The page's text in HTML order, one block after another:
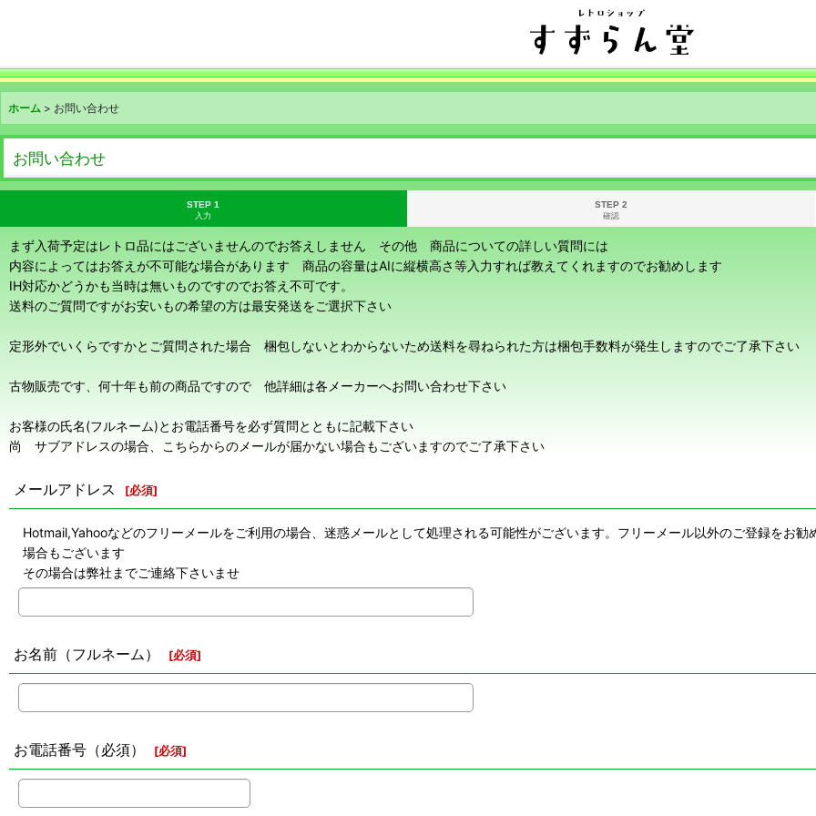
ホーム > お問い合わせ
お問い合わせ
STEP 1
入力
STEP 2
確認
まず入荷予定はレトロ品にはございませんのでお答えしません その他 商品についての詳しい質問には
内容によってはお答えが不可能な場合があります 商品の容量はAIに縦横高さ等入力すれば教えてくれますのでお勧めします
IH対応かどうかも当時は無いものですのでお答え不可です。
送料のご質問ですがお安いもの希望の方は最安発送をご選択下さい
定形外でいくらですかとご質問された場合 梱包しないとわからないため送料を尋ねられた方は梱包手数料が発生しますのでご了承下さい
古物販売です、何十年も前の商品ですので 他詳細は各メーカーへお問い合わせ下さい
お客様の氏名(フルネーム)とお電話番号を必ず質問とともに記載下さい
尚 サブアドレスの場合、こちらからのメールが届かない場合もございますのでご了承下さい
メールアドレス [必須]
Hotmail,Yahooなどのフリーメールをご利用の場合、迷惑メールとして処理される可能性がございます。フリーメール以外のご登録をお
場合もございます
その場合は弊社までご連絡下さいませ
お名前（フルネーム） [必須]
お電話番号（必須） [必須]